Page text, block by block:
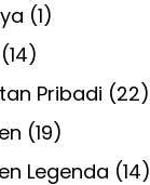
(1)
(14)
Pribadi (22)
(19)
Legenda (14)